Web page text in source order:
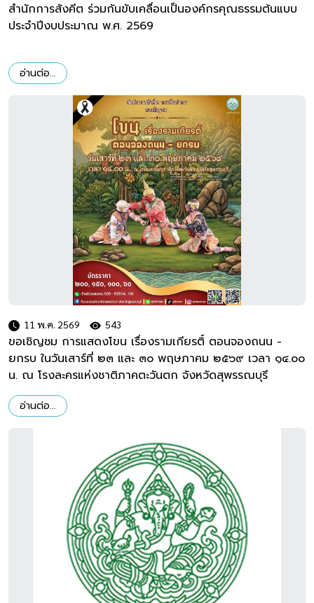
สำนักการสังคีต ร่วมกันขับเคลื่อนเป็นองค์กรคุณธรรมต้นแบบ
ประจำปีงบประมาณ พ.ศ. 2569
อ่านต่อ...
11 พ.ค. 2569 543
ขอเชิญชม การแสดงโขน เรื่องรามเกียรติ์ ตอนจองถนน -
ยกรบ ในวันเสาร์ที่ ๒๓ และ ๓๐ พฤษภาคม ๒๕๖๙ เวลา ๑๔.๐๐
น. ณ โรงละครแห่งชาติภาคตะวันตก จังหวัดสุพรรณบุรี
อ่านต่อ...